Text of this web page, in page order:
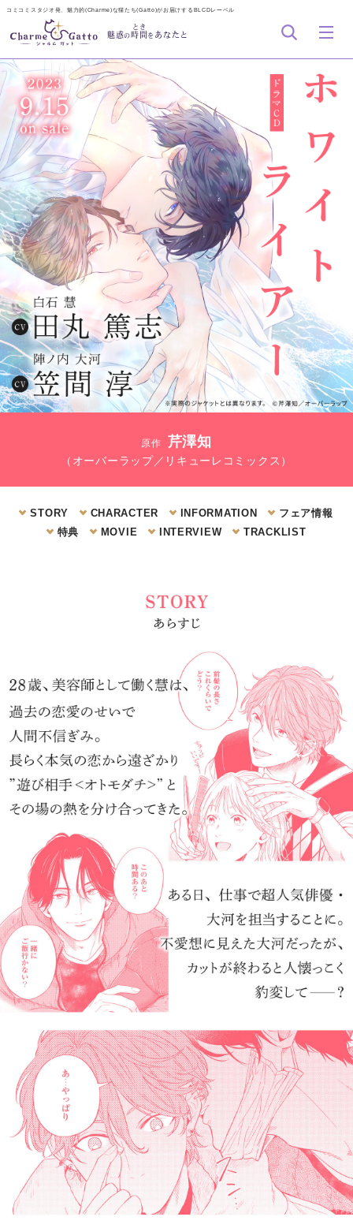
コミコミスタジオ発、魅力的(Charme)な猫たち(Gatto)がお届けするBLCDレーベル
魅惑の 時間
とき
を あなたと
原作 芹澤知
（オーバーラップ／リキューレコミックス）
STORY CHARACTER INFORMATION
フェア情報
特典
MOVIE INTERVIEW TRACKLIST